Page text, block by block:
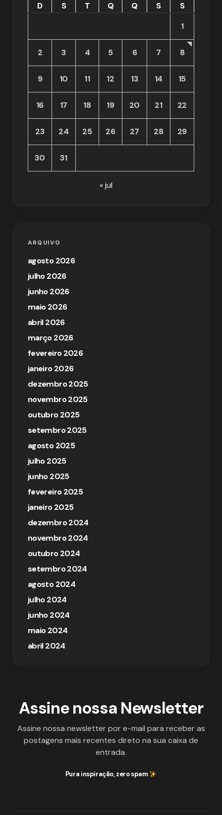
D S T Q Q S
S
1
2 3 4 5 6 7 8
9 10 11 12 13 14 15
16 17 18 19 20 21 22
23 24 25 26 27 28 29
30 31
« jul
ARQUIVO
agosto 2026
julho 2026
junho 2026
maio 2026
abril 2026
março 2026
fevereiro 2026
janeiro 2026
dezembro 2025
novembro 2025
outubro 2025
setembro 2025
agosto 2025
julho 2025
junho 2025
fevereiro 2025
janeiro 2025
dezembro 2024
novembro 2024
outubro 2024
setembro 2024
agosto 2024
julho 2024
junho 2024
maio 2024
abril 2024
Assine nossa Newsletter
Assine nossa newsletter por e-mail para receber as
postagens mais recentes direto na sua caixa de
entrada.
Pura inspiração, zero spam